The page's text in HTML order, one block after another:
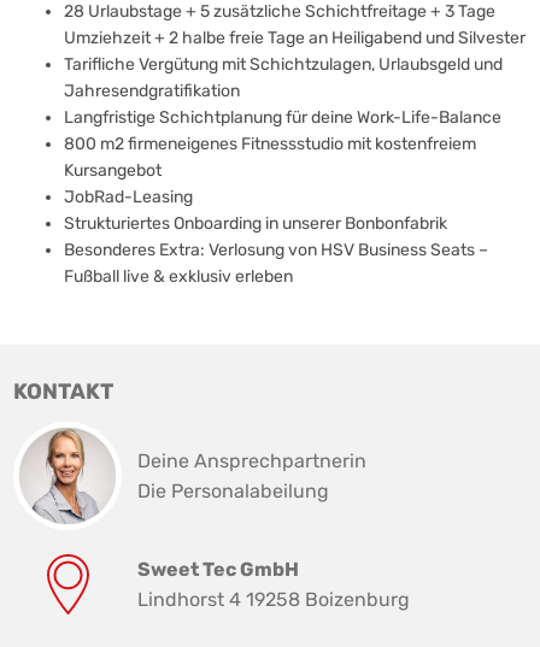
28 Urlaubstage + 5 zusätzliche Schichtfreitage + 3 Tage
Umziehzeit + 2 halbe freie Tage an Heiligabend und Silvester
Tarifliche Vergütung mit Schichtzulagen, Urlaubsgeld und
Jahresendgratifikation
Langfristige Schichtplanung für deine Work-Life-Balance
800 m2 firmeneigenes Fitnessstudio mit kostenfreiem
Kursangebot
JobRad-Leasing
Strukturiertes Onboarding in unserer Bonbonfabrik
Besonderes Extra: Verlosung von HSV Business Seats –
Fußball live & exklusiv erleben
KONTAKT
Deine Ansprechpartnerin
Die Personalabeilung
Sweet Tec GmbH
Lindhorst 4 19258 Boizenburg